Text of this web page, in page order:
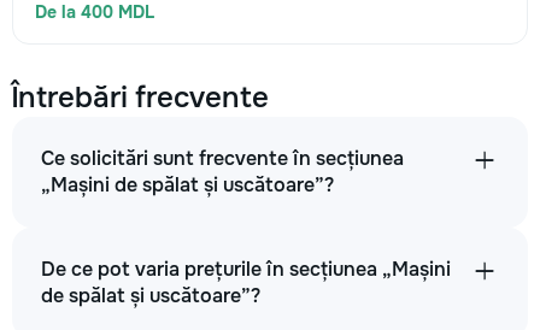
De la 400 MDL
Întrebări frecvente
Ce solicitări sunt frecvente în secțiunea
„Mașini de spălat și uscătoare”?
De ce pot varia prețurile în secțiunea „Mașini
de spălat și uscătoare”?